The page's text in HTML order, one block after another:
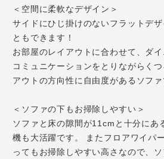
＜空間に柔軟なデザイン＞
サイドにひじ掛けのないフラットデ
ともできます！
お部屋のレイアウトに合わせて、ダ
コミュニケーションをとりながらく
アウトの方向性に自由度があるソファ
＜ソファの下もお掃除しやすい＞
ソファと床の隙間が11cmと十分にあ
機も大活躍です。 またフロアワイパ
ってもお掃除しやすい高さなので、